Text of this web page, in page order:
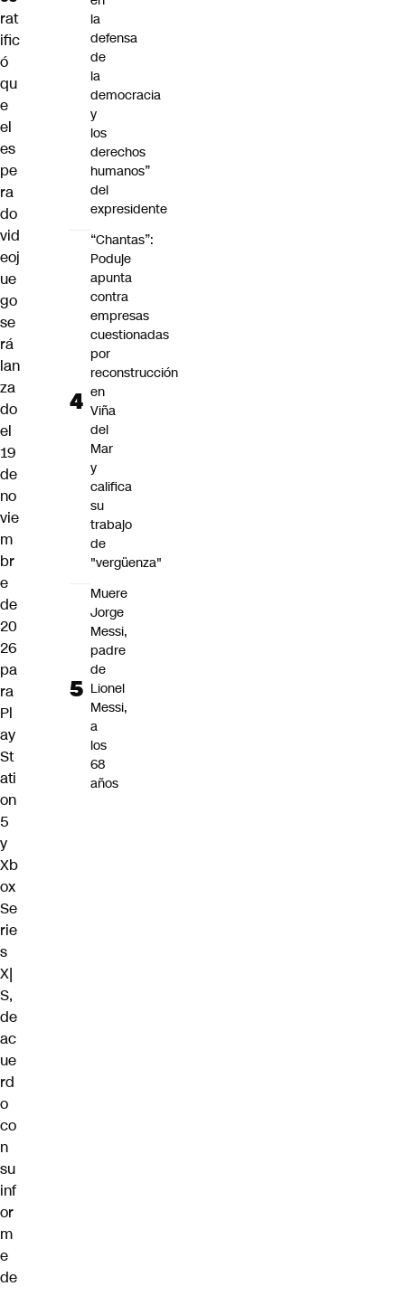
rat
ific
ó
qu
e
el
es
pe
ra
do
vid
eoj
ue
go
se
rá
lan
za
do
el
19
de
no
vie
m
br
e
de
20
26
pa
ra
Pl
ay
St
ati
on
5
y
Xb
ox
Se
rie
s
X|
S,
de
ac
ue
rd
o
co
n
su
inf
or
m
e
de
la
defensa
de
la
democracia
y
los
derechos
humanos”
del
expresidente
“Chantas”:
Poduje
apunta
contra
empresas
cuestionadas
por
reconstrucción
en
Viña
del
Mar
y
califica
su
trabajo
de
"vergüenza"
Muere
Jorge
Messi,
padre
de
Lionel
Messi,
a
los
68
años